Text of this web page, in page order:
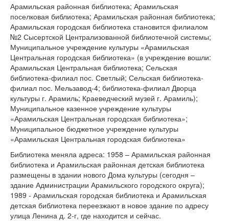
Арамильская районная библиотека; Арамильская
поселковая библиотека; Арамильская районная библиотека;
Арамильская городская библиотека становится филиалом
№2 Сысертской Централизованной библиотечной системы;
Муниципальное учреждение культуры «Арамильская
Центральная городская библиотека» (в учреждение вошли:
Арамильская Центральная библиотека; Сельская
библиотека-филиал пос. Светлый; Сельская библиотека-
филиал пос. Мельзавод-4; библиотека-филиал Дворца
культуры г. Арамиль; Краеведческий музей г. Арамиль);
Муниципальное казенное учреждение культуры
«Арамильская Центральная городская библиотека»;
Муниципальное бюджетное учреждение культуры
«Арамильская Центральная городская библиотека»
Библиотека меняла адреса: 1958 – Арамильская районная
библиотека и Арамильская районная детская библиотека
размещены в здании нового Дома культуры (сегодня –
здание Администрации Арамильского городского округа);
1989 - Арамильская городская библиотека и Арамильская
детская библиотека переезжают в новое здание по адресу
улица Ленина д. 2-г, где находится и сейчас.